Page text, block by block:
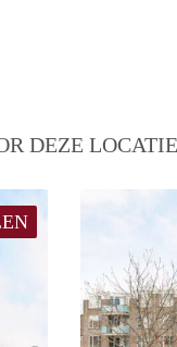
DEZE LOCATIE